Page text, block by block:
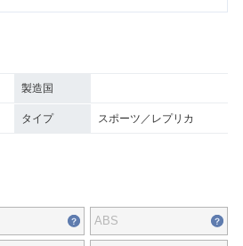
製造国
タイプ スポーツ／レプリカ
ABS